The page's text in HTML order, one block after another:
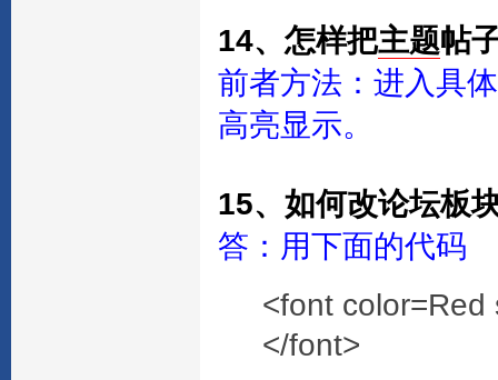
14、怎样把主题帖
前者方法：进入具
高亮显示。
15、如何改论坛板
答：用下面的代码
<font color=Red
</font>